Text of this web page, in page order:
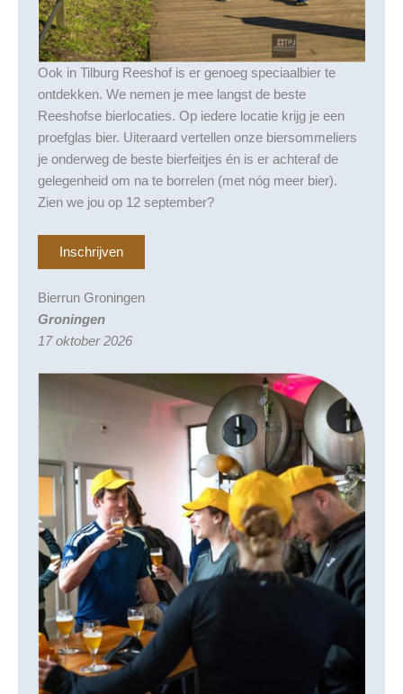
Ook in Tilburg Reeshof is er genoeg speciaalbier te
ontdekken. We nemen je mee langst de beste
Reeshofse bierlocaties. Op iedere locatie krijg je een
proefglas bier. Uiteraard vertellen onze biersommeliers
je onderweg de beste bierfeitjes én is er achteraf de
gelegenheid om na te borrelen (met nóg meer bier).
Zien we jou op 12 september?
Inschrijven
Bierrun Groningen
Groningen
17 oktober 2026